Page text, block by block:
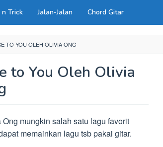
Trick Jalan-Jalan Chord Gitar
TO YOU OLEH OLIVIA ONG
to You Oleh Olivia
mungkin salah satu lagu favorit
memainkan lagu tsb pakai gitar.